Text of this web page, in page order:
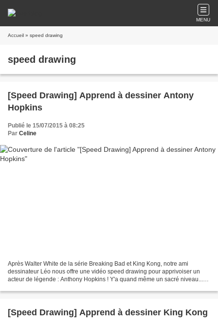
MENU
Accueil » speed drawing
speed drawing
[Speed Drawing] Apprend à dessiner Antony
Hopkins
Publié le 15/07/2015 à 08:25
Par Celine
Après Walter White de la série Breaking Bad et King Kong, notre ami
dessinateur Léo nous offre une vidéo speed drawing pour apprivoiser un
acteur de légende : Anthony Hopkins ! Y'a quand même un sacré niveau...
[Speed Drawing] Apprend à dessiner King Kong